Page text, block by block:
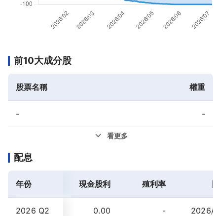
前10大成分股
股票名稱 權重
- -
看更多
配息
年份 現金股利 殖利率
2026 Q2 0.00 - 2026/